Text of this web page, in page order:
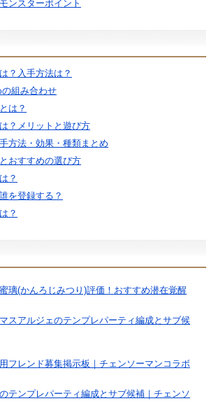
ンスターポイント
？入手方法は？
組み合わせ
は？
？メリットと遊び方
方法・効果・種類まとめ
おすすめの選び方
？
を登録する？
？
璃(かんろじみつり)評価！おすすめ潜在覚醒
スアルジェのテンプレパーティ編成とサブ候
フレンド募集掲示板｜チェンソーマンコラボ
テンプレパーティ編成とサブ候補｜チェンソ